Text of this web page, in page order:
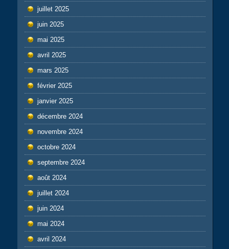
juillet 2025
juin 2025
mai 2025
avril 2025
mars 2025
février 2025
janvier 2025
décembre 2024
novembre 2024
octobre 2024
septembre 2024
août 2024
juillet 2024
juin 2024
mai 2024
avril 2024